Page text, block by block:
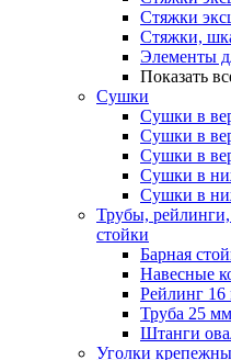
Стяжки
Стяжки,
Элементы
Показать
Сушки
Сушки в
Сушки в
Сушки в
Сушки в
Сушки в
Трубы,
стойки
Барная
Навесные
Рейлинг
Труба 25 мм
Штанги
Уголки